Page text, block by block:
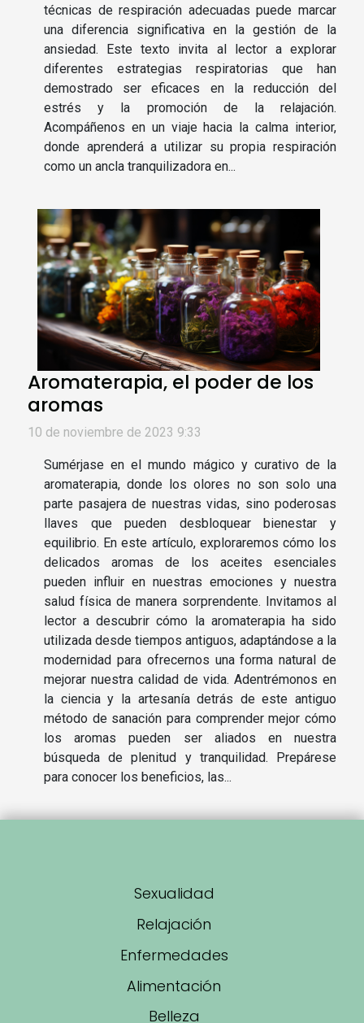
técnicas de respiración adecuadas puede marcar
una diferencia significativa en la gestión de la
ansiedad. Este texto invita al lector a explorar
diferentes estrategias respiratorias que han
demostrado ser eficaces en la reducción del
estrés y la promoción de la relajación.
Acompáñenos en un viaje hacia la calma interior,
donde aprenderá a utilizar su propia respiración
como un ancla tranquilizadora en...
Aromaterapia, el poder de los
aromas
10 de noviembre de 2023 9:33
Sumérjase en el mundo mágico y curativo de la
aromaterapia, donde los olores no son solo una
parte pasajera de nuestras vidas, sino poderosas
llaves que pueden desbloquear bienestar y
equilibrio. En este artículo, exploraremos cómo los
delicados aromas de los aceites esenciales
pueden influir en nuestras emociones y nuestra
salud física de manera sorprendente. Invitamos al
lector a descubrir cómo la aromaterapia ha sido
utilizada desde tiempos antiguos, adaptándose a la
modernidad para ofrecernos una forma natural de
mejorar nuestra calidad de vida. Adentrémonos en
la ciencia y la artesanía detrás de este antiguo
método de sanación para comprender mejor cómo
los aromas pueden ser aliados en nuestra
búsqueda de plenitud y tranquilidad. Prepárese
para conocer los beneficios, las...
Sexualidad
Relajación
Enfermedades
Alimentación
Belleza